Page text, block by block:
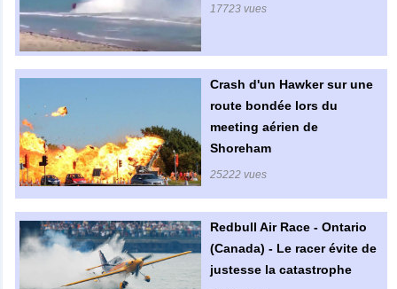
17723 vues
Crash d'un Hawker sur une
route bondée lors du
meeting aérien de
Shoreham
25222 vues
Redbull Air Race - Ontario
(Canada) - Le racer évite de
justesse la catastrophe